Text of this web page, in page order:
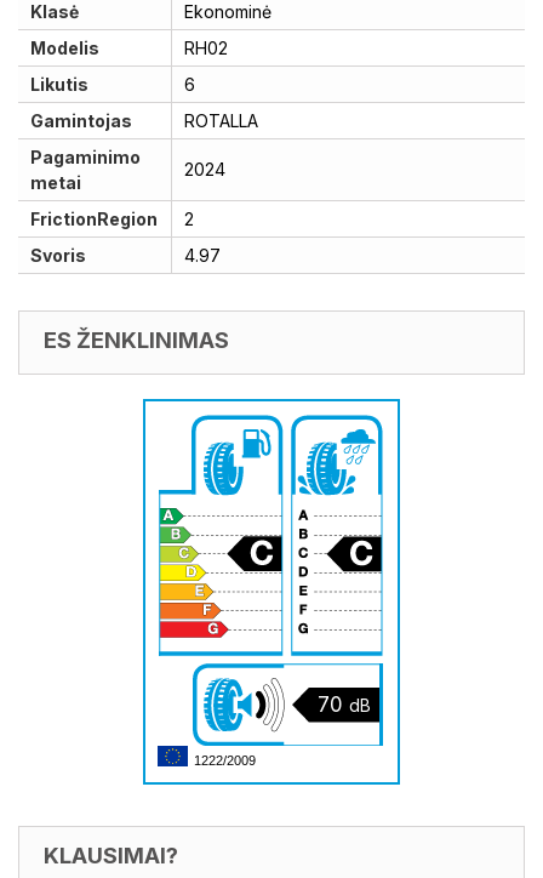
Klasė
Ekonominė
Modelis
RH02
Likutis
6
Gamintojas
ROTALLA
Pagaminimo
metai
2024
FrictionRegion
2
Svoris
4.97
ES ŽENKLINIMAS
70 dB
1222/2009
KLAUSIMAI?